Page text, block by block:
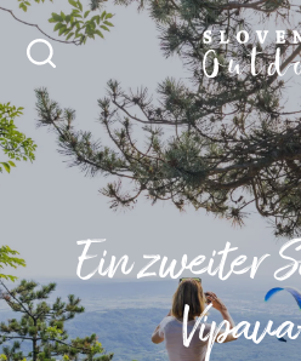
Suche SLOVENIA
Ein zweiter